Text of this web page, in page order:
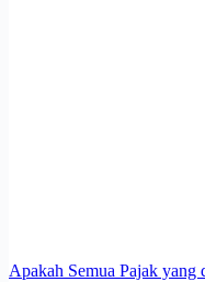
Apakah Semua Pajak